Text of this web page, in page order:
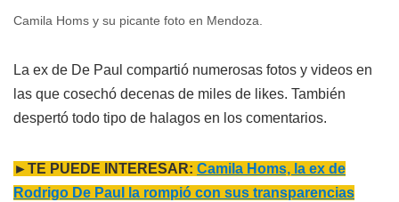
Camila Homs y su picante foto en Mendoza.
La ex de De Paul compartió numerosas fotos y videos en
las que cosechó decenas de miles de likes. También
despertó todo tipo de halagos en los comentarios.
►TE PUEDE INTERESAR: Camila Homs, la ex de
Rodrigo De Paul la rompió con sus transparencias